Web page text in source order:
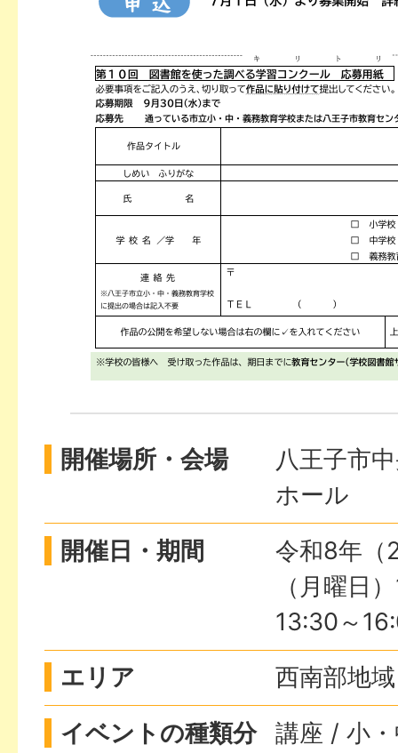
開催場所・会場
八王子市
ホール
開催日・期間
令和8年（
（月曜日
13:30～
エリア
西南部地
イベントの種類分
講座 / 小